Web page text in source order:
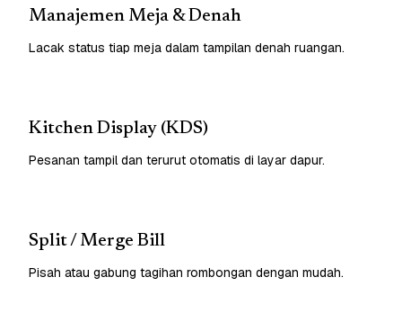
Manajemen Meja & Denah
Lacak status tiap meja dalam tampilan denah ruangan.
Kitchen Display (KDS)
Pesanan tampil dan terurut otomatis di layar dapur.
Split / Merge Bill
Pisah atau gabung tagihan rombongan dengan mudah.